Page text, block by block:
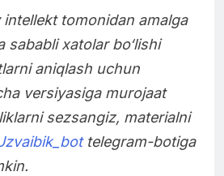
intellekt tomonidan amalga
sababli xatolar bo‘lishi
aniqlash uchun
versiyasiga murojaat
sezsangiz, materialni
telegram-botiga